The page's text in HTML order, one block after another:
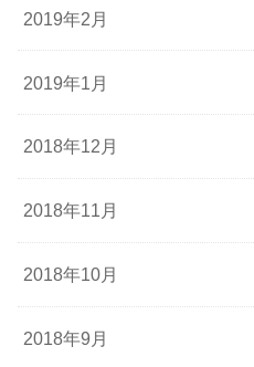
2019年2月
2019年1月
2018年12月
2018年11月
2018年10月
2018年9月